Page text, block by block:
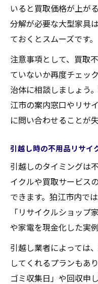
いると買取価格が上が
分解が必要な大型家具
ておくとスムーズです。
注意事項として、買取
ていないか再度チェッ
治体に相談しましょう
江市の案内窓口やリサ
に問い合わせることが
引越し時の不用品リサイ
引越しのタイミングは
イクルや買取サービス
できます。狛江市内で
「リサイクルショップ
や家電を現金化した実
引越し業者によっては
してくれるプランもあ
ゴミ収集日」や回収申